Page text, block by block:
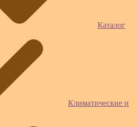
Каталог
Климатические и